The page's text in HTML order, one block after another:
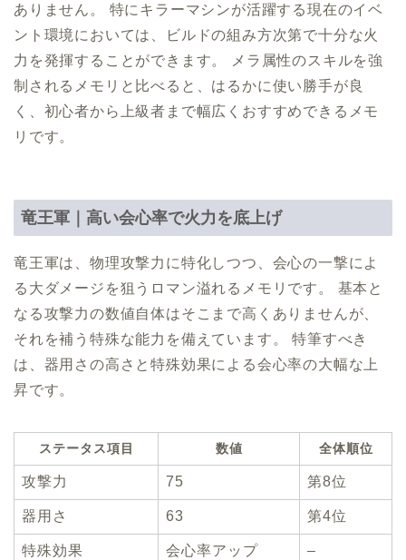
ありません。 特にキラーマシンが活躍する現在のイベ
ント環境においては、ビルドの組み方次第で十分な火
力を発揮することができます。 メラ属性のスキルを強
制されるメモリと比べると、はるかに使い勝手が良
く、初心者から上級者まで幅広くおすすめできるメモ
リです。
竜王軍｜高い会心率で火力を底上げ
竜王軍は、物理攻撃力に特化しつつ、会心の一撃によ
る大ダメージを狙うロマン溢れるメモリです。 基本と
なる攻撃力の数値自体はそこまで高くありませんが、
それを補う特殊な能力を備えています。 特筆すべき
は、器用さの高さと特殊効果による会心率の大幅な上
昇です。
ステータス項目 数値 全体順位
攻撃力 75 第8位
器用さ 63 第4位
特殊効果 会心率アップ –